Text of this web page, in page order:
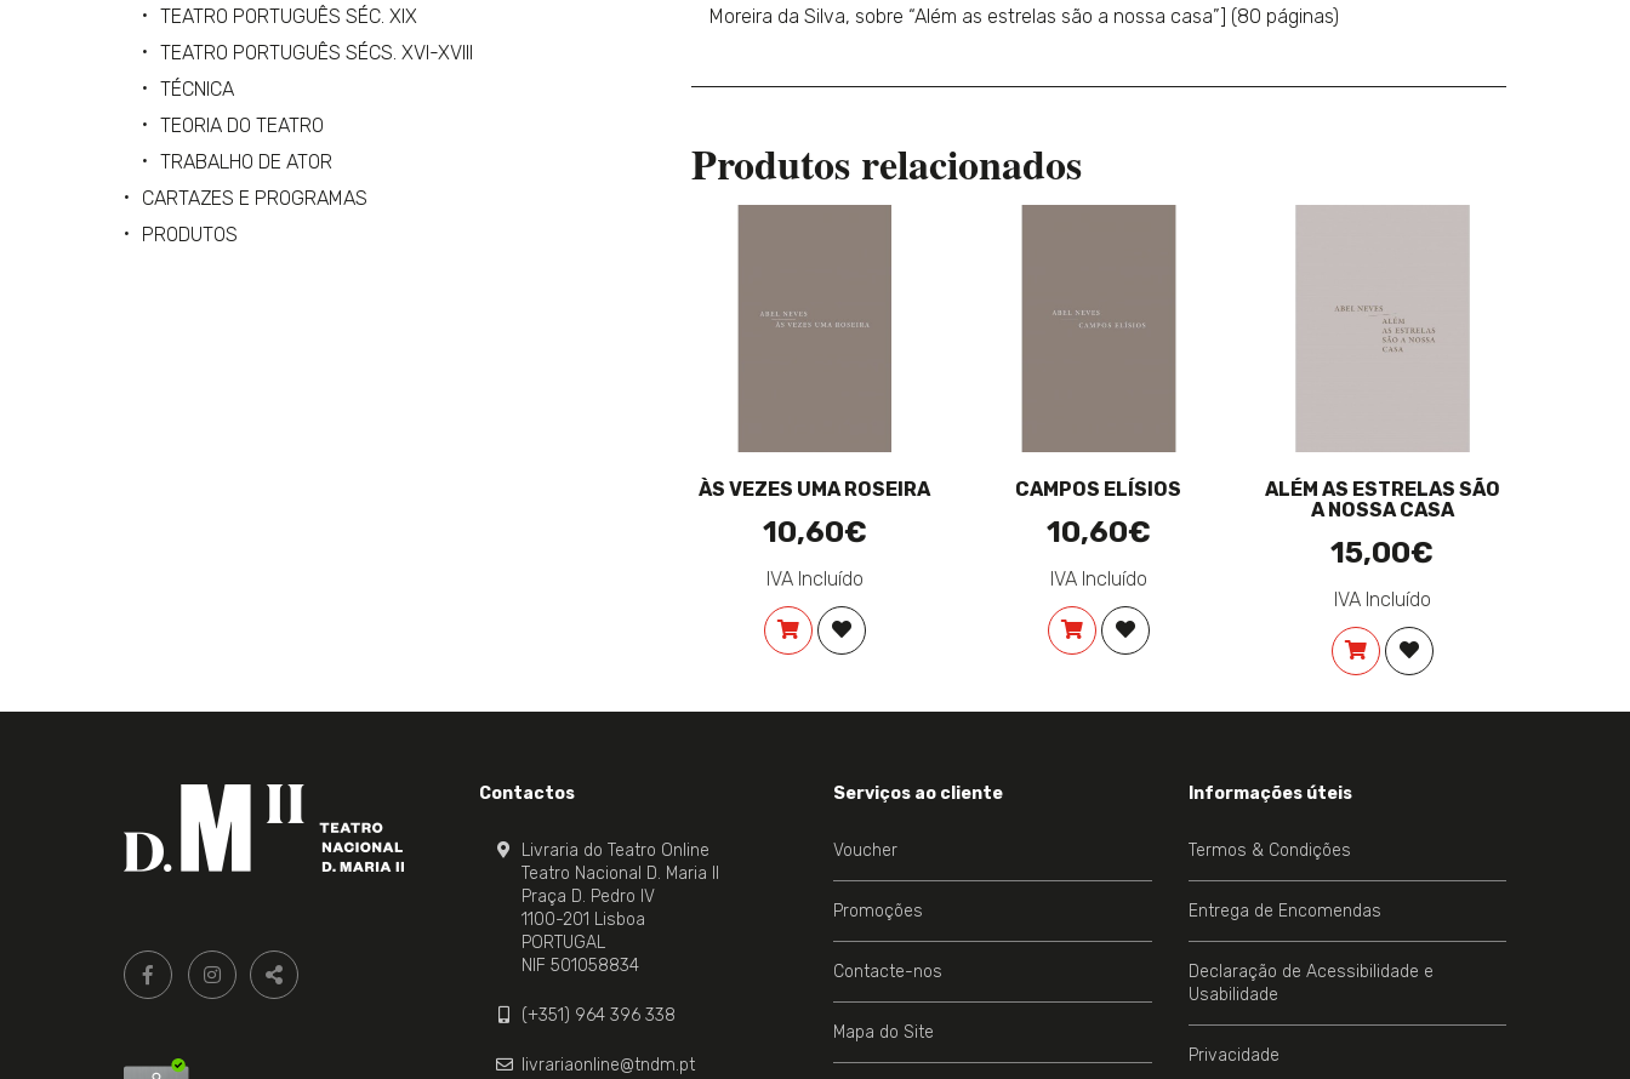
Moreira da Silva, sobre “Além as estrelas são a nossa casa”] (80 páginas)
Produtos relacionados
ÀS VEZES UMA ROSEIRA
10,60€
IVA Incluído
COMPRARADICIONAR À LISTA DE DESEJOS
CAMPOS ELÍSIOS
10,60€
IVA Incluído
COMPRARADICIONAR À LISTA DE DESEJOS
ALÉM AS ESTRELAS SÃO
A NOSSA CASA
15,00€
IVA Incluído
COMPRARADICIONAR À LISTA DE
TEATRO PORTUGUÊS SÉC. XIX
TEATRO PORTUGUÊS SÉCS. XVI-XVIII
TÉCNICA
TEORIA DO TEATRO
TRABALHO DE ATOR
CARTAZES E PROGRAMAS
PRODUTOS
Siga-
nos:
FACEBOOK LIVRARIA DO TEATRO ONLINE.
INSTAGRAM LIVRARIA DO TEATRO ONLINE.
PARTILHAR
Contactos
Livraria do Teatro Online
Teatro Nacional D. Maria II
Praça D. Pedro IV
1100-201 Lisboa
PORTUGAL
NIF 501058834
(+351) 964 396 338
livrariaonline@tndm.pt
Serviços ao cliente
Voucher
Promoções
Contacte-nos
Mapa do Site
Informações úteis
Termos & Condições
Entrega de Encomendas
Declaração de Acessibilidade e
Usabilidade
Privacidade